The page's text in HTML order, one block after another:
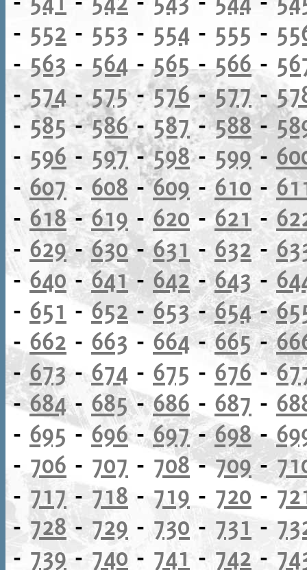
- 552 - 553 - 554 - 555 -
- 563 -564-565-566-
- 574 - 575-576-577-
- 585-586-587-588-
- 596 - 597-598- 599-
- 607 - 608 -609- 610 -
- 618-619 - 620-621 -
- 629-630-631 - 632 -
- 640 -641- 642-643-
- 651 -652 -653-654-
- 662 - 663 - 664-665-
-673-674 - 675 - 676-
-684- 685-686 - 687 -
- 695-696-697-698-
- 706 - 707 - 708-709-
- 717 -718 - 719 - 720 -
-728- 729 - 730 - 731 -
- 739 - 740 - 741 - 742 -